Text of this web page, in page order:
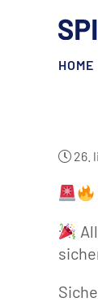
HOME
26.